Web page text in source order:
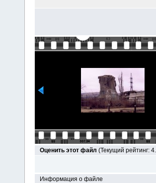
Оценить этот файл (Текущий рейтинг:
Информация о файле